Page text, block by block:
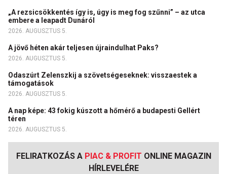
„A rezsicsökkentés így is, úgy is meg fog szűnni” – az utca
embere a leapadt Dunáról
2026. AUGUSZTUS 5.
A jövő héten akár teljesen újraindulhat Paks?
2026. AUGUSZTUS 5.
Odaszúrt Zelenszkij a szövetségeseknek: visszaestek a
támogatások
2026. AUGUSZTUS 5.
A nap képe: 43 fokig kúszott a hőmérő a budapesti Gellért
téren
2026. AUGUSZTUS 5.
FELIRATKOZÁS A PIAC & PROFIT ONLINE MAGAZIN
HÍRLEVELÉRE